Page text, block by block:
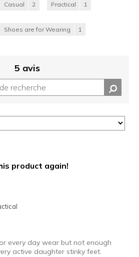
Casual 2 Practical 1
Shoes are for Wearing 1
5 avis
product again!
every day wear but not enough
active daughter stinky feet.